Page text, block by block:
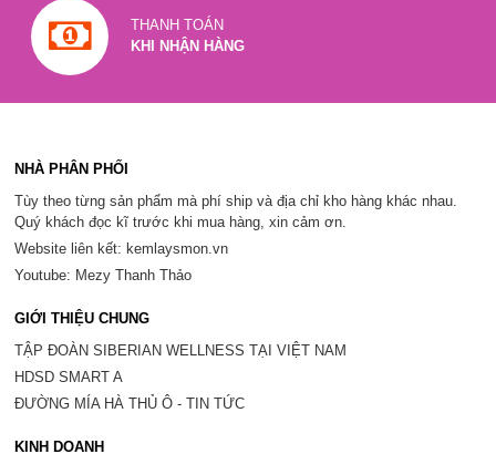
THANH TOÁN
KHI NHẬN HÀNG
NHÀ PHÂN PHỐI
Tùy theo từng sản phẩm mà phí ship và địa chỉ kho hàng khác nhau.
Quý khách đọc kĩ trước khi mua hàng, xin cảm ơn.
Website liên kết: kemlaysmon.vn
Youtube: Mezy Thanh Thảo
GIỚI THIỆU CHUNG
TẬP ĐOÀN SIBERIAN WELLNESS TẠI VIỆT NAM
HDSD SMART A
ĐƯỜNG MÍA HÀ THỦ Ô - TIN TỨC
KINH DOANH